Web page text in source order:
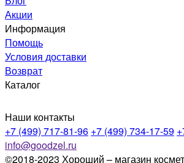
Акции
Информация
Помощь
Условия доставки
Возврат
Каталог
Наши контакты
+7 (499) 717-81-96 +7 (499) 734-17-59
info@goodzel.ru
©2018-2023 Хороший – магазин